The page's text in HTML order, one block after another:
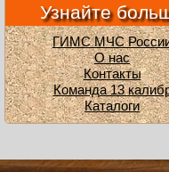
Узнайте
ГИМС МЧС
О нас
Контакты
Команда 13
Каталоги